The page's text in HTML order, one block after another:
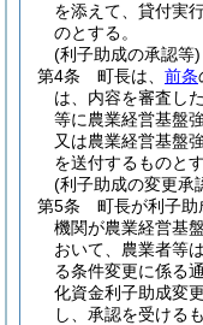
を添えて、貸付実
のとする。
(利子助成の承認等)
第4条
町長は、 前条
は、内容を審査し
等に農業経営基盤
又は農業経営基盤
を送付するものとす
(利子助成の変更承
第5条
町長が利子
機関が農業経営基
おいて、農業者等
る条件変更に係る
化資金利子助成変
し、承認を受ける